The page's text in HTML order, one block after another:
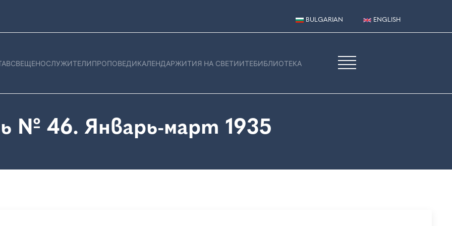
BULGARIAN ENGLISH
СВЕЩЕНОСЛУЖИТЕЛИПРОПОВЕДИКАЛЕНДАРЖИТИЯ НА СВЕТИИТЕБИБЛИОТЕКА
№ 46. Январь-март 1935